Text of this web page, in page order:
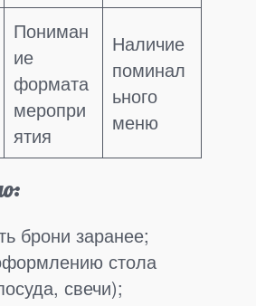
Пониман
ие
формата
меропри
ятия
Наличие
поминал
ьного
меню
брони заранее;
стола
свечи);